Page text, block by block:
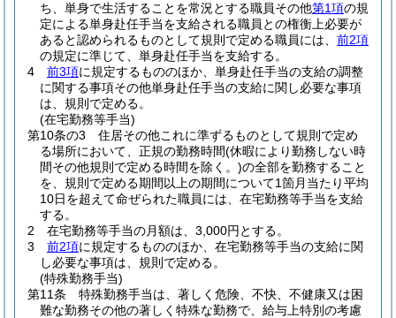
ち、単身で生活することを常況とする職員その他第1項の規
定による単身赴任手当を支給される職員との権衡上必要が
あると認められるものとして規則で定める職員には、 前2項
の規定に準じて、単身赴任手当を支給する。
4
前3項に規定するもののほか、単身赴任手当の支給の調整
に関する事項その他単身赴任手当の支給に関し必要な事項
は、規則で定める。
(在宅勤務等手当)
第10条の3
住居その他これに準ずるものとして規則で定め
る場所において、正規の勤務時間(休暇により勤務しない時
間その他規則で定める時間を除く。)の全部を勤務すること
を、規則で定める期間以上の期間について1箇月当たり平均
10日を超えて命ぜられた職員には、在宅勤務等手当を支給
する。
2
在宅勤務等手当の月額は、3,000円とする。
3
前2項に規定するもののほか、在宅勤務等手当の支給に関
し必要な事項は、規則で定める。
(特殊勤務手当)
第11条
特殊勤務手当は、著しく危険、不快、不健康又は困
難な勤務その他の著しく特殊な勤務で、給与上特別の考慮